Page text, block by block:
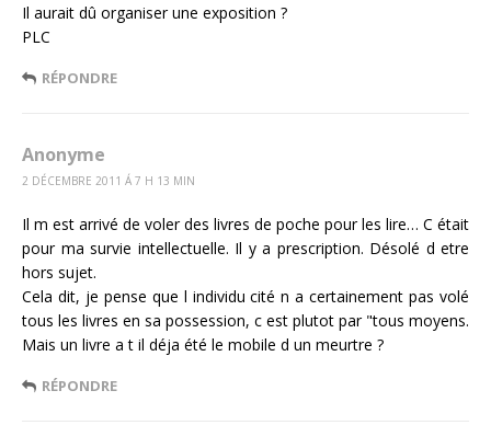
Il aurait dû organiser une exposition ?
PLC
RÉPONDRE
Anonyme
2 DÉCEMBRE 2011 Á 7 H 13 MIN
Il m est arrivé de voler des livres de poche pour les lire… C était
pour ma survie intellectuelle. Il y a prescription. Désolé d etre
hors sujet.
Cela dit, je pense que l individu cité n a certainement pas volé
tous les livres en sa possession, c est plutot par "tous moyens.
Mais un livre a t il déja été le mobile d un meurtre ?
RÉPONDRE